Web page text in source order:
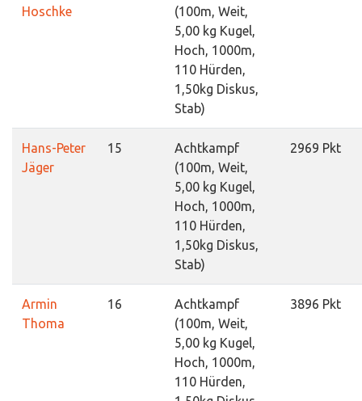
Hoschke
(100m, Weit,
5,00 kg Kugel,
Hoch, 1000m,
110 Hürden,
1,50kg Diskus,
Stab)
Hans-Peter
Jäger
15
Achtkampf
(100m, Weit,
5,00 kg Kugel,
Hoch, 1000m,
110 Hürden,
1,50kg Diskus,
Stab)
2969 Pkt
Armin
Thoma
16
Achtkampf
(100m, Weit,
5,00 kg Kugel,
Hoch, 1000m,
110 Hürden,
3896 Pkt